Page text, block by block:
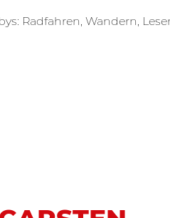
Radfahren, Wandern,